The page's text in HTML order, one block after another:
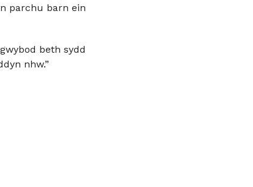
parchu barn ein
beth sydd
nhw.”